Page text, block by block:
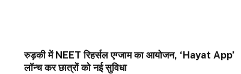
रुड़की में NEET रिहर्सल एग्जाम का आयोजन, ‘Hayat App’
लॉन्च कर छात्रों को नई सुविधा